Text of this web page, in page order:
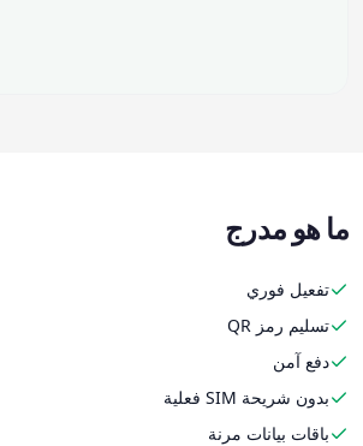
ما هو مدرج
تفعيل فوري
تسليم رمز QR
دفع آمن
بدون شريحة SIM فعلية
باقات بيانات مرنة